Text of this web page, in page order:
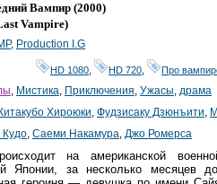
Вампир (2000)
Vampire)
, Production I.G
HD 1080 HD 720 Про
, Мистика, Приключения, Ужасы, драма
Китакубо Хироюки, Фудзисаку Дзюнъити,
, Саеми Накамура, Джо Ромерса
на американской
Японии, за несколько месяцев